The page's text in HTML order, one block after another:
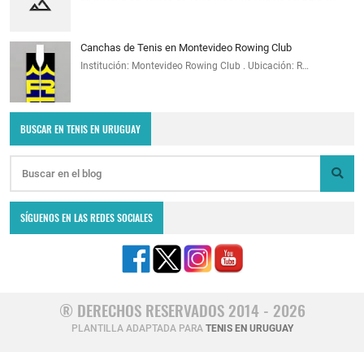
Canchas de Tenis en Montevideo Rowing Club
Institución: Montevideo Rowing Club . Ubicación: R…
BUSCAR EN TENIS EN URUGUAY
SÍGUENOS EN LAS REDES SOCIALES
® DERECHOS RESERVADOS 2014 - 2026
PLANTILLA ADAPTADA PARA TENIS EN URUGUAY